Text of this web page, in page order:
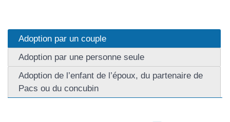
Adoption par un couple
Adoption par une personne seule
Adoption de l’enfant de l’époux, du partenaire de
Pacs ou du concubin